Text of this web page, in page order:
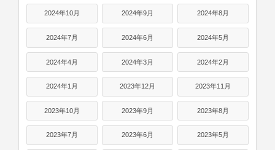
2024年10月 2024年9月 2024年8月
2024年7月 2024年6月 2024年5月
2024年4月 2024年3月 2024年2月
2024年1月 2023年12月 2023年11月
2023年10月 2023年9月 2023年8月
2023年7月 2023年6月 2023年5月